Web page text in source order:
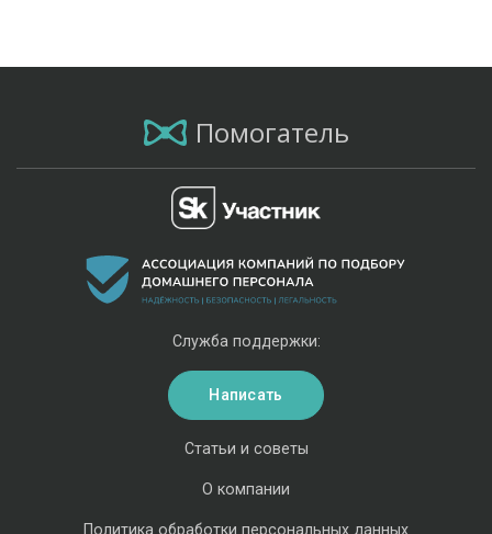
Помогатель
Статьи и советы
О компании
Политика обработки персональных данных
Служба поддержки:
Написать